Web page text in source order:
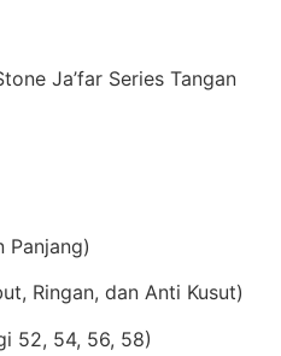
Ja’far Series Tangan
Panjang)
Ringan, dan Anti Kusut)
52, 54, 56, 58)